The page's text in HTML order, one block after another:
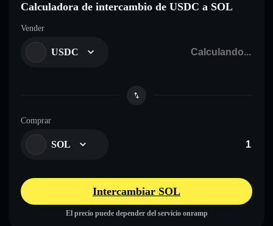
Calculadora de intercambio de USDC a SOL
Vender
USDC
Comprar
SOL
Intercambiar SOL
El precio puede depender del servicio onramp